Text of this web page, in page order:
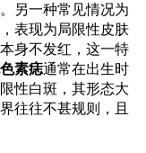
另一种常见情况为
表现为局限性皮肤
身不发红，这一特
素痣通常在出生时
性白斑，其形态大
往往不甚规则，且